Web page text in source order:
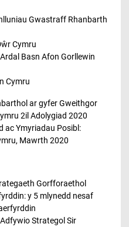
Gwastraff Rhanbarth
Cymru
Basn Afon Gorllewin
Cymru
ar gyfer Gweithgor
2il Adolygiad 2020
ac Ymyriadau Posibl:
Mawrth 2020
Gorfforaethol
y 5 mlynedd nesaf
Strategol Sir